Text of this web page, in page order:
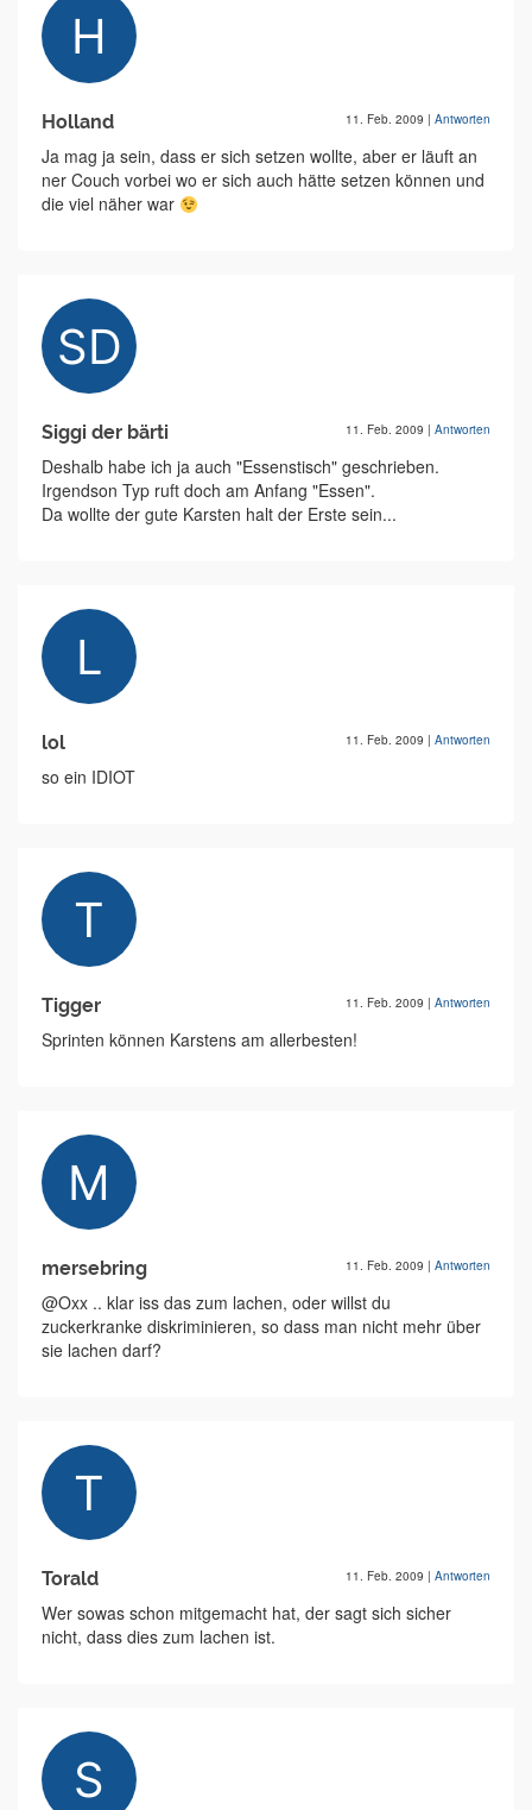
Holland 11. Feb. 2009 | Antworten
Ja mag ja sein, dass er sich setzen wollte, aber er läuft an
ner Couch vorbei wo er sich auch hätte setzen können und
die viel näher war
Siggi der bärti 11. Feb. 2009 | Antworten
Deshalb habe ich ja auch "Essenstisch" geschrieben.
Irgendson Typ ruft doch am Anfang "Essen".
Da wollte der gute Karsten halt der Erste sein...
lol 11. Feb. 2009 | Antworten
so ein IDIOT
Tigger 11. Feb. 2009 | Antworten
Sprinten können Karstens am allerbesten!
mersebring 11. Feb. 2009 | Antworten
@Oxx .. klar iss das zum lachen, oder willst du
zuckerkranke diskriminieren, so dass man nicht mehr über
sie lachen darf?
Torald 11. Feb. 2009 | Antworten
Wer sowas schon mitgemacht hat, der sagt sich sicher
nicht, dass dies zum lachen ist.